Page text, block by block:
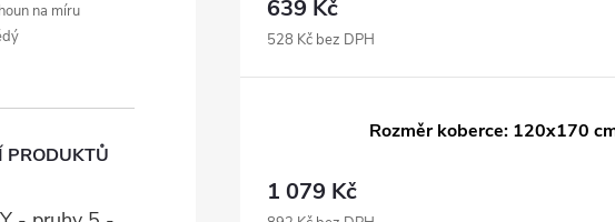
na míru
PRODUKTŮ
639 Kč
528 Kč bez DPH
Rozměr koberce: 120x170
1 079 Kč